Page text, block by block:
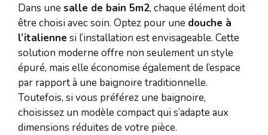
Dans unesalle de bain 5m2, chaque élément doit
être choisi avec soin. Optez pour une douche à
l’italienne si l’installation est envisageable. Cette
solution moderne offre non seulement un style
épuré, mais elle économise également de l’espace
par rapport à une baignoire traditionnelle.
Toutefois, si vous préférez une baignoire,
choisissez un modèle compact qui s’adapte aux
dimensions réduites de votre pièce.